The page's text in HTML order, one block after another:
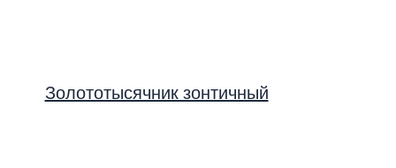
Золототысячник зонтичный